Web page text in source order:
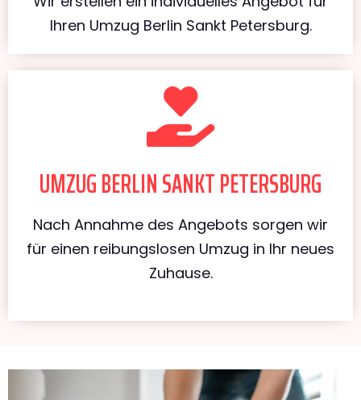
Ihren Umzug Berlin Sankt Petersburg.
UMZUG BERLIN SANKT PETERSBURG
Nach Annahme des Angebots sorgen wir
für einen reibungslosen Umzug in Ihr neues
Zuhause.